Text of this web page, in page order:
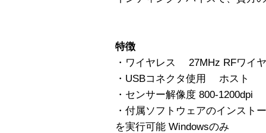
特徴
・ワイヤレス 27MHz RFワイ
・USBコネクタ使用 ホスト
・センサー解像度 800-1200dpi
・付属ソフトウェアのインスト
を実行可能 Windowsのみ